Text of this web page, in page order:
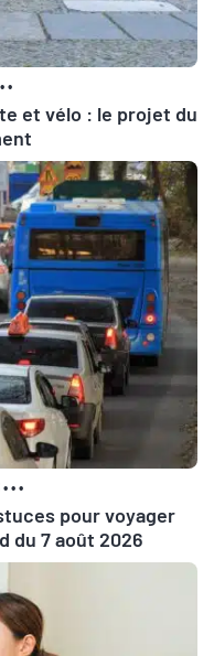
••
et vélo : le projet du
•••
pour voyager
du 7 août 2026